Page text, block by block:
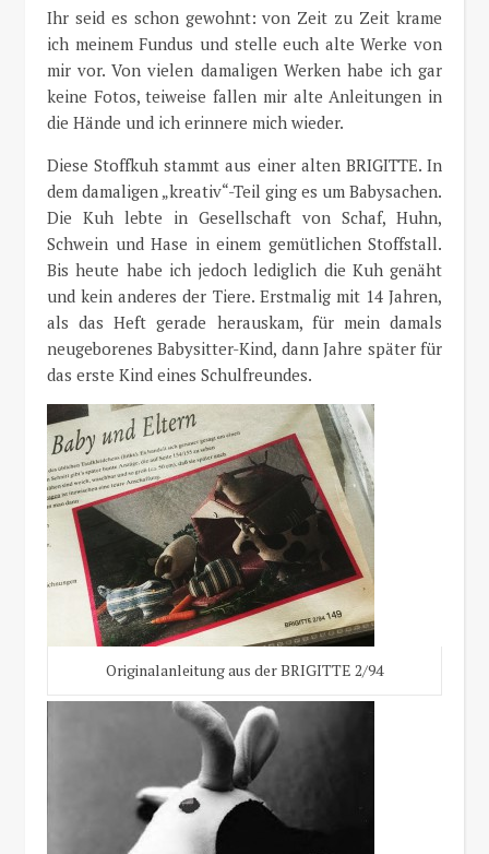
Ihr seid es schon gewohnt: von Zeit zu Zeit krame
ich meinem Fundus und stelle euch alte Werke von
mir vor. Von vielen damaligen Werken habe ich gar
keine Fotos, teiweise fallen mir alte Anleitungen in
die Hände und ich erinnere mich wieder.
Diese Stoffkuh stammt aus einer alten BRIGITTE. In
dem damaligen „kreativ“-Teil ging es um Babysachen.
Die Kuh lebte in Gesellschaft von Schaf, Huhn,
Schwein und Hase in einem gemütlichen Stoffstall.
Bis heute habe ich jedoch lediglich die Kuh genäht
und kein anderes der Tiere. Erstmalig mit 14 Jahren,
als das Heft gerade herauskam, für mein damals
neugeborenes Babysitter-Kind, dann Jahre später für
das erste Kind eines Schulfreundes.
Originalanleitung aus der BRIGITTE 2/94